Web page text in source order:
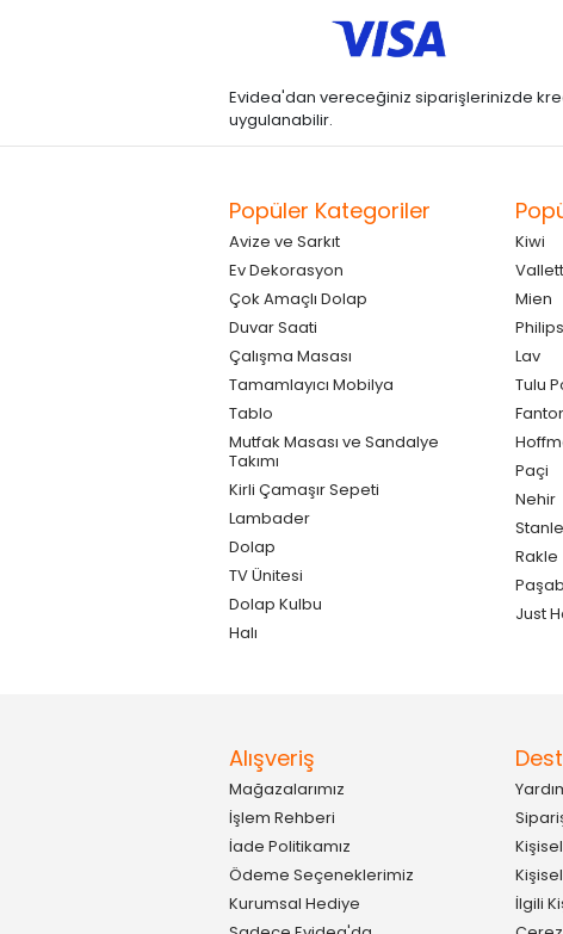
Evidea'dan vereceğiniz siparişlerinizde
uygulanabilir.
Popüler Kategoriler
Avize ve Sarkıt
Ev Dekorasyon
Çok Amaçlı Dolap
Duvar Saati
Çalışma Masası
Tamamlayıcı Mobilya
Tablo
Mutfak Masası ve Sandalye
Takımı
Kirli Çamaşır Sepeti
Lambader
Dolap
TV Ünitesi
Dolap Kulbu
Halı
Kiwi
Mien
Philips
Lav
Tulu
Paçi
Nehir
Rakle
Just
Alışveriş
Mağazalarımız
İşlem Rehberi
İade Politikamız
Ödeme Seçeneklerimiz
Kurumsal Hediye
İlgili